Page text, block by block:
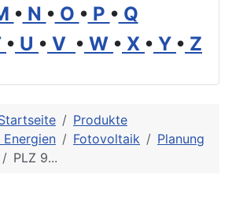
• N • O • P • Q
• U • V • W • X • Y • Z
Produkte
Energien
Fotovoltaik
Planung
PLZ 9...